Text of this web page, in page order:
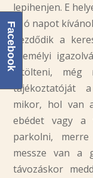
lepihenjen. E
– Jó napot
Kezdődik a
személyi
kitölteni, még
tájékoztatóját
mikor, hol van
ebédet vagy a
parkolni,
messze van a
távozáskor
Facebook